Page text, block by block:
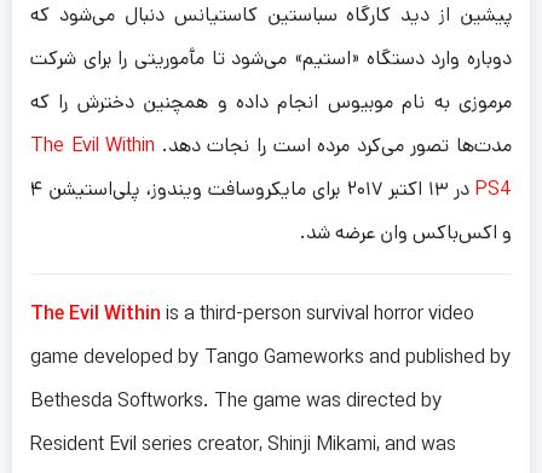
پیشین از دید کارگاه سباستین کاستیانس دنبال می‌شود که
دوباره وارد دستگاه «استیم» می‌شود تا مأموریتی را برای شرکت
مرموزی به نام موبیوس انجام داده و همچنین دخترش را که
مدت‌ها تصور می‌کرد مرده است را نجات دهد. The Evil Within
PS4
در ۱۳ اکتبر ۲۰۱۷ برای مایکروسافت ویندوز، پلی‌استیشن ۴
و اکس‌باکس وان عرضه شد.
The Evil Within is a third-person survival horror video
game developed by Tango Gameworks and published by
Bethesda Softworks. The game was directed by
Resident Evil series creator, Shinji Mikami, and was